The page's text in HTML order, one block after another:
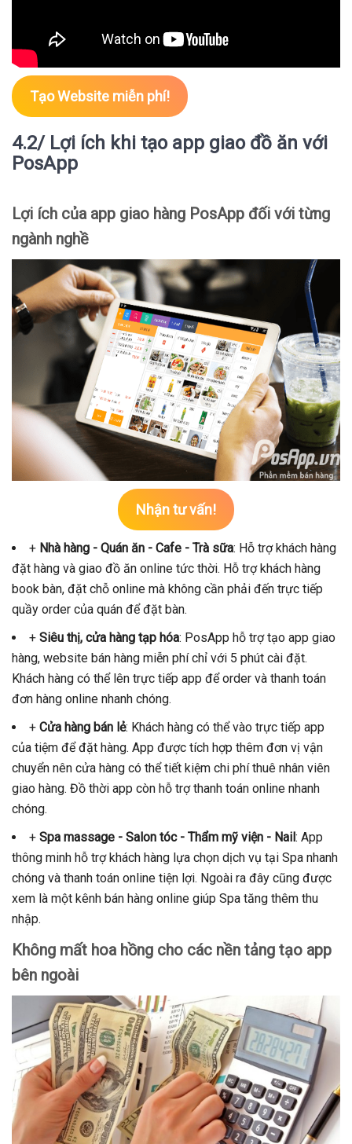
Tạo Website miễn phí!
4.2/ Lợi ích khi tạo app giao đồ ăn với
PosApp
Lợi ích của app giao hàng PosApp đối với từng
ngành nghề
Nhận tư vấn!
+ Nhà hàng - Quán ăn - Cafe - Trà sữa: Hỗ trợ khách hàng
đặt hàng và giao đồ ăn online tức thời. Hỗ trợ khách hàng
book bàn, đặt chỗ online mà không cần phải đến trực tiếp
quầy order của quán để đặt bàn.
+ Siêu thị, cửa hàng tạp hóa: PosApp hỗ trợ tạo app giao
hàng, website bán hàng miễn phí chỉ với 5 phút cài đặt.
Khách hàng có thể lên trực tiếp app để order và thanh toán
đơn hàng online nhanh chóng.
+ Cửa hàng bán lẻ: Khách hàng có thể vào trực tiếp app
của tiệm để đặt hàng. App được tích hợp thêm đơn vị vận
chuyển nên cửa hàng có thể tiết kiệm chi phí thuê nhân viên
giao hàng. Đồ thời app còn hỗ trợ thanh toán online nhanh
chóng.
+ Spa massage - Salon tóc - Thẩm mỹ viện - Nail: App
thông minh hỗ trợ khách hàng lựa chọn dịch vụ tại Spa nhanh
chóng và thanh toán online tiện lợi. Ngoài ra đây cũng được
xem là một kênh bán hàng online giúp Spa tăng thêm thu
nhập.
Không mất hoa hồng cho các nền tảng tạo app
bên ngoài